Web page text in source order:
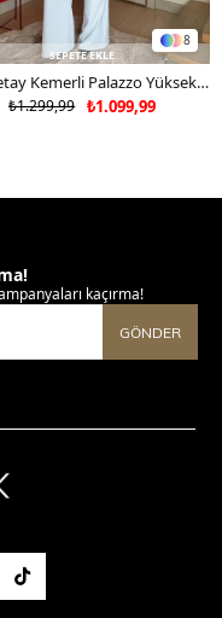
8
SEPETE EKLE
Pile Detay Kemerli Palazzo Yüksek Bel Pantolon Mavi 2081
₺1.099,99
₺1.299,99
kaçırma!
GÖNDER